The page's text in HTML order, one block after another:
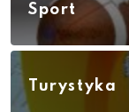
Sport
Turystyka